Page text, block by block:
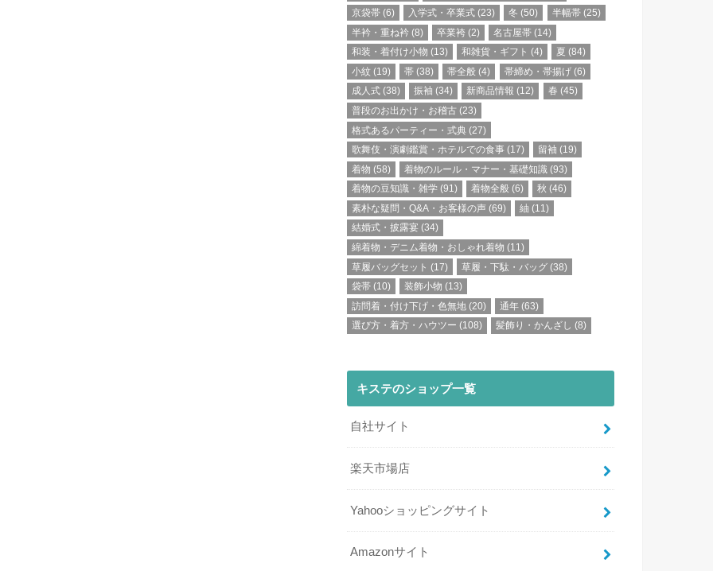
京袋帯 (6) 入学式・卒業式 (23) 冬 (50) 半幅帯(25)
半衿・重ね衿 (8) 卒業袴 (2) 名古屋帯 (14)
和装・着付け小物 (13) 和雑貨・ギフト (4) 夏 (84)
小紋 (19) 帯 (38) 帯全般 (4) 帯締め・帯揚げ(6)
成人式 (38) 振袖 (34) 新商品情報 (12) 春 (45)
普段のお出かけ・お稽古 (23)
格式あるパーティー・式典 (27)
歌舞伎・演劇鑑賞・ホテルでの食事 (17) 留袖 (19)
着物 (58) 着物のルール・マナー・基礎知識 (93)
着物の豆知識・雑学 (91) 着物全般 (6) 秋 (46)
素朴な疑問・Q&A・お客様の声 (69) 紬 (11)
結婚式・披露宴 (34)
綿着物・デニム着物・おしゃれ着物 (11)
草履バッグセット (17) 草履・下駄・バッグ (38)
袋帯 (10) 装飾小物 (13)
訪問着・付け下げ・色無地 (20) 通年 (63)
選び方・着方・ハウツー (108) 髪飾り・かんざし (8)
キステのショップ一覧
自社サイト
楽天市場店
Yahooショッピングサイト
Amazonサイト